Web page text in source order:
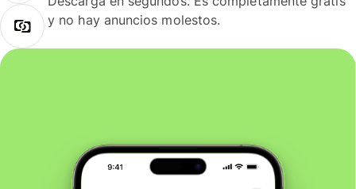
y no hay anuncios molestos.